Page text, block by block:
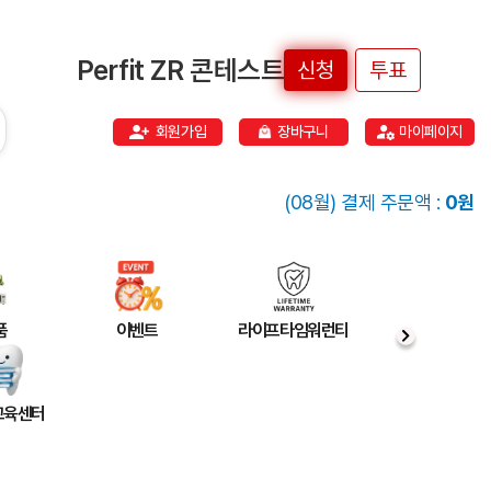
Perfit ZR 콘테스트 신청 투표
회원가입 장바구니 마이페이지
(08월) 결제 주문액 : 0원
이벤트 라이프타임워런티
센터